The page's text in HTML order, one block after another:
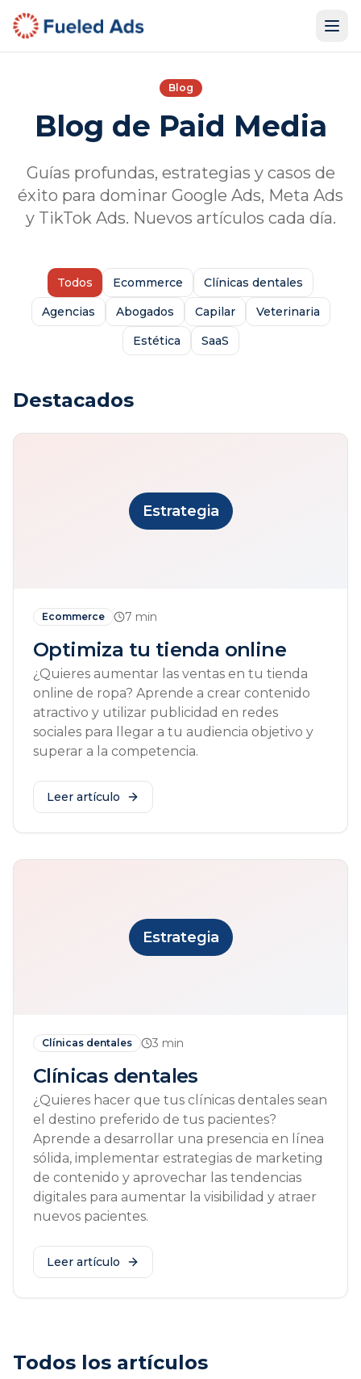
Blog
Blog de Paid Media
Guías profundas, estrategias y casos de
éxito para dominar Google Ads, Meta Ads
y TikTok Ads. Nuevos artículos cada día.
Todos Ecommerce
Clínicas dentales
Agencias
Abogados Capilar
Veterinaria
Estética
SaaS
Destacados
Estrategia
Ecommerce 7 min
Optimiza tu tienda online
¿Quieres aumentar las ventas en tu tienda
online de ropa? Aprende a crear contenido
atractivo y utilizar publicidad en redes
sociales para llegar a tu audiencia objetivo y
superar a la competencia.
Leer artículo
Estrategia
Clínicas dentales 3 min
Clínicas dentales
¿Quieres hacer que tus clínicas dentales sean
el destino preferido de tus pacientes?
Aprende a desarrollar una presencia en línea
sólida, implementar estrategias de marketing
de contenido y aprovechar las tendencias
digitales para aumentar la visibilidad y atraer
nuevos pacientes.
Leer artículo
Todos los artículos